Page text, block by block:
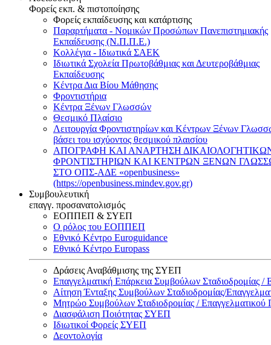
Φορείς εκπ. & πιστοποίησης
Φορείς εκπαίδευσης και κατάρτισης
Παραρτήματα - Νομικών Προσώπων Πανεπιστημιακής
Εκπαίδευσης (Ν.Π.Π.Ε.)
Κολλέγια - Ιδιωτικά ΣΑΕΚ
Ιδιωτικά Σχολεία Πρωτοβάθμιας και Δευτεροβάθμιας
Εκπαίδευσης
Κέντρα Δια Βίου Μάθησης
Φροντιστήρια
Κέντρα Ξένων Γλωσσών
Θεσμικό Πλαίσιο
Λειτουργία Φροντιστηρίων και Κέντρων Ξένων
βάσει του ισχύοντος θεσμικού πλαισίου
ΑΠΟΓΡΑΦΗ ΚΑΙ ΑΝΑΡΤΗΣΗ
ΦΡΟΝΤΙΣΤΗΡΙΩΝ ΚΑΙ ΚΕΝΤΡΩΝ ΞΕΝΩΝ
ΣΤΟ ΟΠΣ-ΑΔΕ «openbusiness»
(https://openbusiness.mindev.gov.gr)
Συμβουλευτική
επαγγ. προσανατολισμός
ΕΟΠΠΕΠ & ΣΥΕΠ
Ο ρόλος του ΕΟΠΠΕΠ
Εθνικό Κέντρο Euroguidance
Εθνικό Κέντρο Europass
Δράσεις Αναβάθμισης της ΣΥΕΠ
Επαγγελματική Επάρκεια Συμβούλων Σταδιοδρομίας /
Αίτηση Ένταξης Συμβούλων Σταδιοδρομίας/
Μητρώο Συμβούλων Σταδιοδρομίας / Επαγγελματικού
Διασφάλιση Ποιότητας ΣΥΕΠ
Ιδιωτικοί Φορείς ΣΥΕΠ
Δεοντολογία